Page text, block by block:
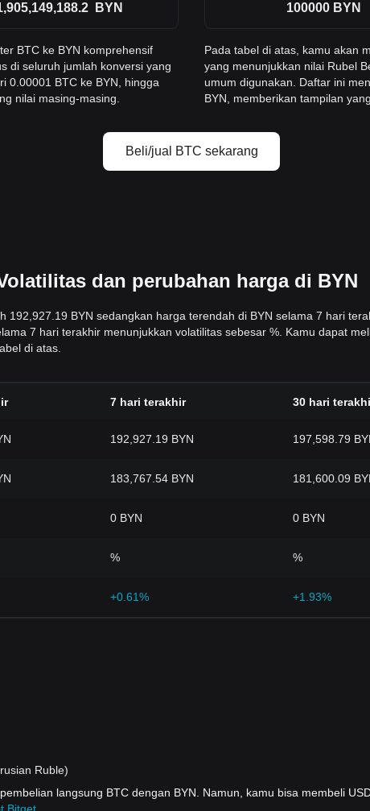
BYN
BTC ke BYN komprehensif
di seluruh jumlah konversi yang
0.00001 BTC ke BYN, hingga
nilai masing-masing.
100000 BYN
Pada tabel di atas, kamu akan
yang menunjukkan nilai Rubel
umum digunakan. Daftar ini
BYN, memberikan tampilan
Beli/jual BTC sekarang
dan perubahan harga di BYN
192,927.19 BYN sedangkan harga terendah di BYN selama 7 hari
7 hari terakhir menunjukkan volatilitas sebesar %. Kamu dapat
di atas.
7 hari terakhir 30 hari
192,927.19 BYN 197,598.79
183,767.54 BYN 181,600.09
0 BYN 0 BYN
% %
+0.61% +1.93%
Ruble)
langsung BTC dengan BYN. Namun, kamu bisa membeli